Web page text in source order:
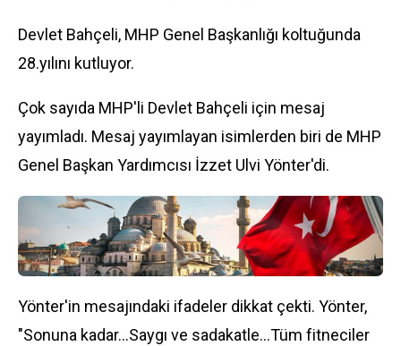
Devlet Bahçeli, MHP Genel Başkanlığı koltuğunda
28.yılını kutluyor.
Çok sayıda MHP'li Devlet Bahçeli için mesaj
yayımladı. Mesaj yayımlayan isimlerden biri de MHP
Genel Başkan Yardımcısı İzzet Ulvi Yönter'di.
Yönter'in mesajındaki ifadeler dikkat çekti. Yönter,
"Sonuna kadar…Saygı ve sadakatle…Tüm fitneciler